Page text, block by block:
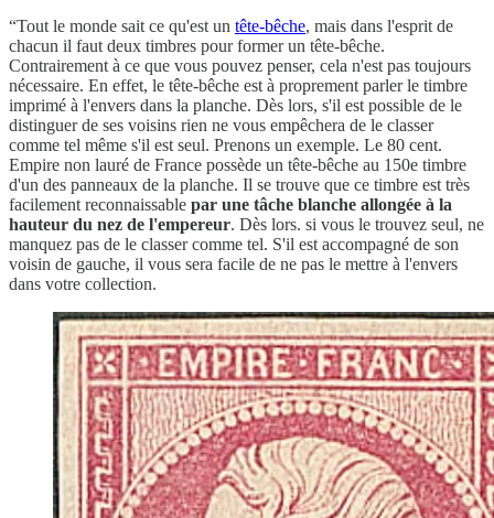
“Tout le monde sait ce qu'est un tête-bêche, mais dans l'esprit de
chacun il faut deux timbres pour former un tête-bêche.
Contrairement à ce que vous pouvez penser, cela n'est pas toujours
nécessaire. En effet, le tête-bêche est à proprement parler le timbre
imprimé à l'envers dans la planche. Dès lors, s'il est possible de le
distinguer de ses voisins rien ne vous empêchera de le classer
comme tel même s'il est seul. Prenons un exemple. Le 80 cent.
Empire non lauré de France possède un tête-bêche au 150e timbre
d'un des panneaux de la planche. Il se trouve que ce timbre est très
facilement reconnaissable par une tâche blanche allongée à la
hauteur du nez de l'empereur. Dès lors. si vous le trouvez seul, ne
manquez pas de le classer comme tel. S'il est accompagné de son
voisin de gauche, il vous sera facile de ne pas le mettre à l'envers
dans votre collection.